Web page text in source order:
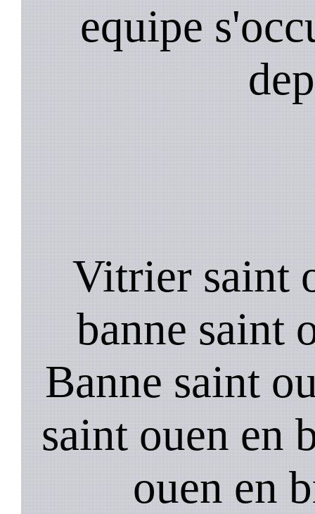
equipe
Vitrier saint
banne saint
Banne saint
saint ouen en
ouen en